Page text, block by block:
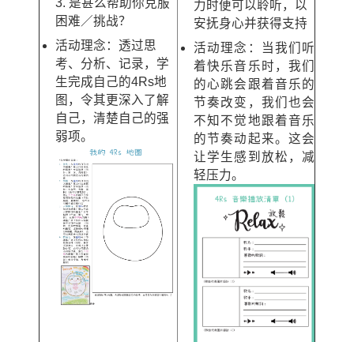
3. 是甚么帮助你克服
困难／挑战？
活动理念：透过思
考、分析、记录，学
生完成自己的4Rs地
图，令其更深入了解
自己，清楚自己的强
弱项。
力时便可以聆听，以
安抚身心并获得支持
活动理念：当我们听
着快乐音乐时，我们
的心跳会跟着音乐的
节奏改变，我们也会
不知不觉地跟着音乐
的节奏动起来。这会
让学生感到放松，减
轻压力。